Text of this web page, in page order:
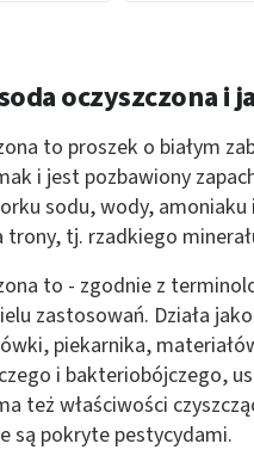
oczyszczona i
to proszek o białym
i jest pozbawiony
sodu, wody,
trony, tj. rzadkiego
to - zgodnie z
zastosowań. Działa
piekarnika,
i bakteriobójczego,
też właściwości
są pokryte pestycydami.
statystyce lub kombinacji
danych do wyboru treści
podstawie aktywnie żądanych